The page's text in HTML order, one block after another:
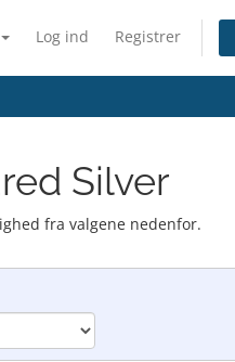
Log ind Registrer
Silver
fra valgene nedenfor.